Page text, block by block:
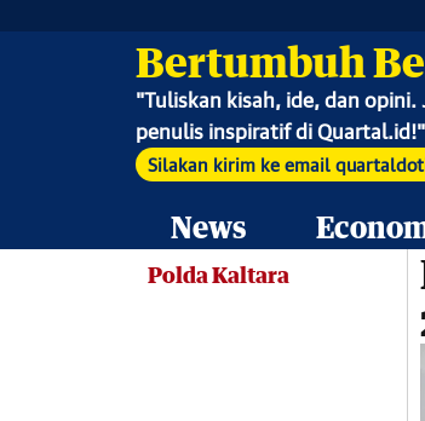
Bertumbuh
"Tuliskan kisah, ide, dan
penulis inspiratif di Quartal.id!"
Silakan kirim ke email
News
Polda Kaltara